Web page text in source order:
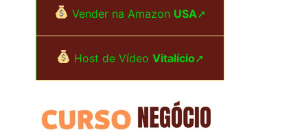
p
Vender na Amazon USA➚
Host de VídeoVitalício➚